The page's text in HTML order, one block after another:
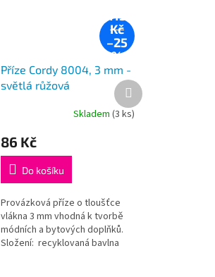
115
Kč
–25
%
Příze Cordy 8004, 3 mm -
světlá růžová
Skladem (3 ks)
86 Kč
Do košíku
Provázková příze o tloušťce
vlákna 3 mm vhodná k tvorbě
módních a bytových doplňků.
Složení: recyklovaná bavlna
Další
produkt